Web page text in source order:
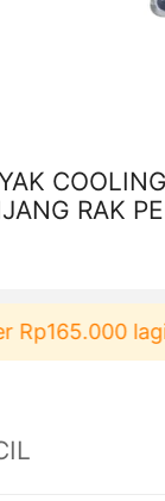
RAK
lagi